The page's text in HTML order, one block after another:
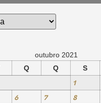
outubro 2021
Q Q S
1
6 7 8